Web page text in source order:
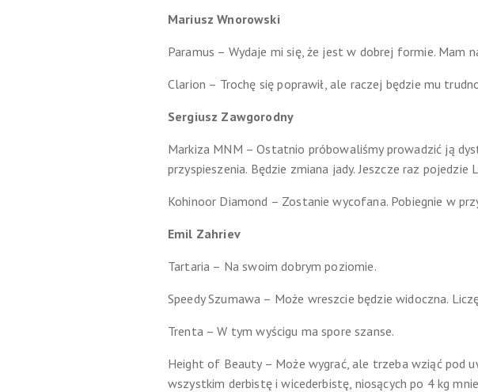
Mariusz Wnorowski
Paramus – Wydaje mi się, że jest w dobrej formie. Mam
Clarion – Trochę się poprawił, ale raczej będzie mu
Sergiusz Zawgorodny
Markiza MNM – Ostatnio próbowaliśmy prowadzić ją
przyspieszenia. Będzie zmiana jady. Jeszcze raz pojedzie
Kohinoor Diamond – Zostanie wycofana. Pobiegnie w
Emil Zahriev
Tartaria – Na swoim dobrym poziomie.
Speedy Szumawa – Może wreszcie będzie widoczna.
Trenta – W tym wyścigu ma spore szanse.
Height of Beauty – Może wygrać, ale trzeba wziąć pod
wszystkim derbistę i wicederbistę, niosących po 4 kg